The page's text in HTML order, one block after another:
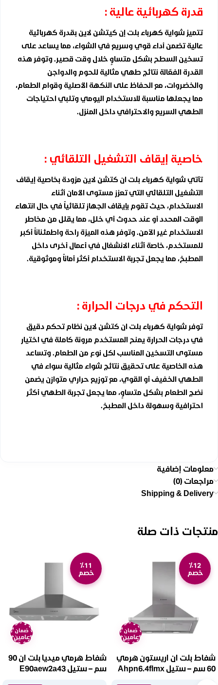
قدرة كهربائية عالية :
تتميز شواية كهرباء بلت إن كيتشن لاين بقدرة كهربائية
عالية تضمن أداء قوي وسريع في الشواء، مما يساعد على
تسخين السطح بشكل متساوٍ خلال وقت قصير. وتوفر هذه
القدرة الفعّالة نتائج طهي مثالية للحوم والدواجن
والخضروات، مع الحفاظ على النكهة الأصلية وقوام الطعام،
مما يجعلها مناسبة للاستخدام اليومي وتلبي احتياجات
الطهي السريع والاحترافي داخل المنزل.
خاصية إيقاف التشغيل التلقائي :
تأتي شواية كهرباء بلت ان كتشن لاين مزودة بخاصية إيقاف
التشغيل التلقائي التي تعزز مستوى الأمان أثناء
الاستخدام، حيث تقوم بإيقاف الجهاز تلقائياً في حال انتهاء
الوقت المحدد أو عند حدوث أي خلل، مما يقلل من مخاطر
الاستخدام غير الآمن. وتوفر هذه الميزة راحة واطمئناناً أكبر
للمستخدم، خاصة أثناء الانشغال في أعمال أخرى داخل
المطبخ، مما يجعل تجربة الاستخدام أكثر أماناً وموثوقية.
التحكم في درجات الحرارة :
توفر شواية كهرباء بلت ان كتشن لاين نظام تحكم دقيق
في درجات الحرارة يمنح المستخدم مرونة كاملة في اختيار
مستوى التسخين المناسب لكل نوع من الطعام. وتساعد
هذه الخاصية على تحقيق نتائج شواء مثالية سواء في
الطهي الخفيف أو القوي، مع توزيع حراري متوازن يضمن
نضج الطعام بشكل متساوٍ، مما يجعل تجربة الطهي أكثر
احترافية وسهولة داخل المطبخ.
معلومات إضافية
مراجعات (0)
Shipping & Delivery
منتجات ذات صلة
٪12
خصم
ضمان
عامين
شفاط بلت ان اريستون هرمي
60 سم – ستيل Ahpn6.4flmx
٪11
خصم
ضمان
عامين
شفاط هرمي ميديا بلت ان 90
سم – ستيل E90aew2a43